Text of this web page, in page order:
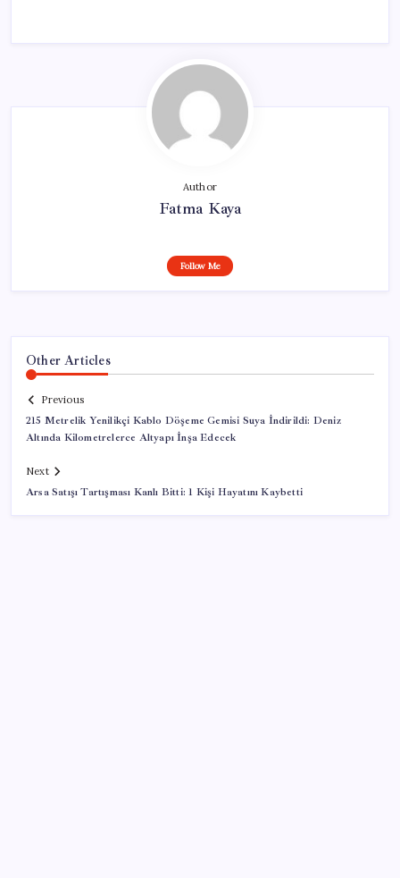
Author
Fatma Kaya
Follow Me
Other Articles
Previous
215 Metrelik Yenilikçi Kablo Döşeme Gemisi Suya İndirildi: Deniz
Altında Kilo­metrelerce Altyapı İnşa Edecek
Next
Arsa Satışı Tartışması Kanlı Bitti: 1 Kişi Hayatını Kaybetti